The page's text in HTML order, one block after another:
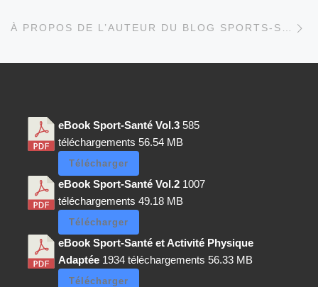
eBook Sport-Santé Vol.3 585
téléchargements 56.54 MB
Télécharger
eBook Sport-Santé Vol.2 1007
téléchargements 49.18 MB
Télécharger
eBook Sport-Santé et Activité Physique
Adaptée 1934 téléchargements 56.33 MB
Télécharger